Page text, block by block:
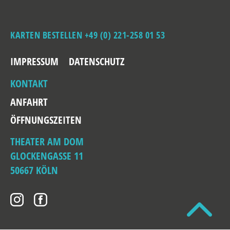
KARTEN BESTELLEN +49 (0) 221-258 01 53
IMPRESSUM
DATENSCHUTZ
KONTAKT
ANFAHRT
ÖFFNUNGSZEITEN
THEATER AM DOM
GLOCKENGASSE 11
50667 KÖLN